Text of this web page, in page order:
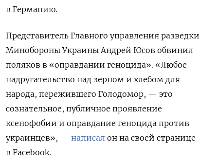
в Германию.
Представитель Главного управления разведки
Минобороны Украины Андрей Юсов обвинил
поляков в «оправдании геноцида». «Любое
надругательство над зерном и хлебом для
народа, пережившего Голодомор, — это
сознательное, публичное проявление
ксенофобии и оправдание геноцида против
украинцев», — написал он на своей странице
в Facebook.